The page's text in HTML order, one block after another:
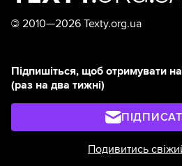
© 2010—2026 Texty.org.ua
Підпишіться, щоб отримувати
(раз на два тижні)
Подивитись